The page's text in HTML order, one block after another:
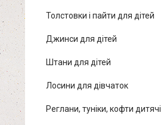
Толстовки і пайти для дітей
Джинси для дітей
Штани для дітей
Лосини для дівчаток
Реглани, туніки, кофти дитячі